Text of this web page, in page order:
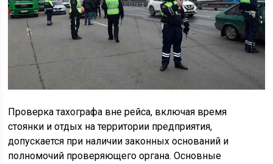
Проверка тахографа вне рейса, включая время
стоянки и отдых на территории предприятия,
допускается при наличии законных оснований и
полномочий проверяющего органа. Основные